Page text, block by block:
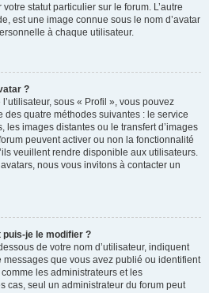
statut particulier sur le forum. L’autre
est une image connue sous le nom d’avatar
à chaque utilisateur.
?
sous « Profil », vous pouvez
quatre méthodes suivantes : le service
les images distantes ou le transfert d’images
peuvent activer ou non la fonctionnalité
veuillent rendre disponible aux utilisateurs.
nous vous invitons à contacter un
je le modifier ?
de votre nom d’utilisateur, indiquent
que vous avez publié ou identifient
les administrateurs et les
cas, seul un administrateur du forum peut